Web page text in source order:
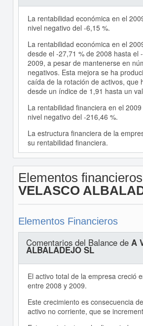
La rentabilidad económica en el
nivel negativo del -6,15 %.
La rentabilidad económica en el
desde el -27,71 % de 2008 hasta el
2009, a pesar de mantenerse en
negativos. Esta mejora se ha
caída de la rotación de activos, que
desde un índice de 1,91 hasta un
La rentabilidad financiera en el
nivel negativo del -216,46 %.
La estructura financiera de la
su rentabilidad financiera.
Elementos
VELASCO
Elementos Financieros
Comentarios del Balance de A
ALBALADEJO SL
El activo total de la empresa creció
entre 2008 y 2009.
Este crecimiento es consecuencia
activo no corriente, que se